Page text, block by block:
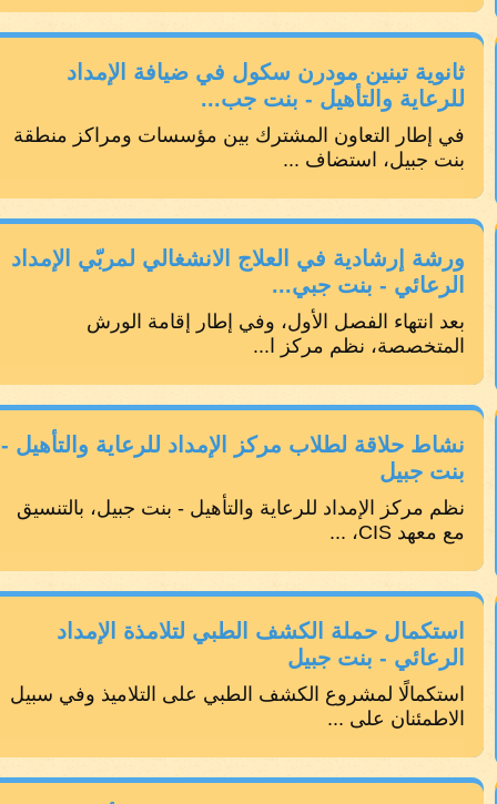
ثانوية تبنين مودرن سكول في ضيافة الإمداد
للرعاية والتأهيل - بنت جب...
في إطار التعاون المشترك بين مؤسسات ومراكز منطقة
بنت جبيل، استضاف ...
ورشة إرشادية في العلاج الانشغالي لمربّي الإمداد
الرعائي - بنت جبي...
بعد انتهاء الفصل الأول، وفي إطار إقامة الورش
المتخصصة، نظم مركز ا...
نشاط حلاقة لطلاب مركز الإمداد للرعاية والتأهيل -
بنت جبيل
نظم مركز الإمداد للرعاية والتأهيل - بنت جبيل، بالتنسيق
مع معهد CIS، ...
استكمال حملة الكشف الطبي لتلامذة الإمداد
الرعائي - بنت جبيل
استكمالًا لمشروع الكشف الطبي على التلاميذ وفي سبيل
الاطمئنان على ...